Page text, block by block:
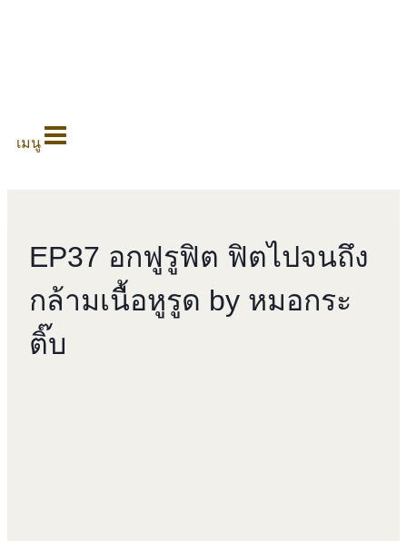
เมนู
EP37 อกฟูรูฟิต ฟิตไปจนถึง
กล้ามเนื้อหูรูด by หมอกระ
ติ๊บ